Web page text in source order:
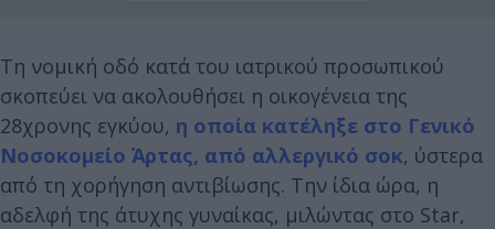
Τη νομική οδό κατά του ιατρικού προσωπικού
σκοπεύει να ακολουθήσει η οικογένεια της
28χρονης εγκύου, η οποία κατέληξε στο Γενικό
Νοσοκομείο Άρτας, από αλλεργικό σοκ, ύστερα
από τη χορήγηση αντιβίωσης. Την ίδια ώρα, η
αδελφή της άτυχης γυναίκας, μιλώντας στο Star,